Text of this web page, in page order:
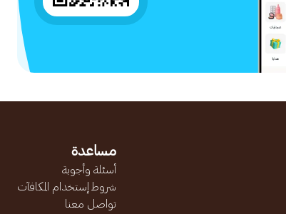
مساعدة
أسئلة وأجوبة
شروط إستخدام المكافآت
تواصل معنا